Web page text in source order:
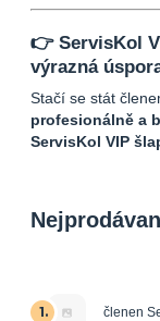
👉 ServisKol
výrazná
Stačí se stát
profesionálně a
ServisKol VIP
1. členen